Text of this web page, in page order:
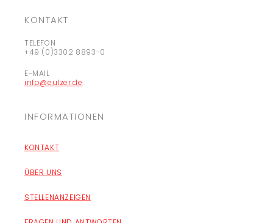
KONTAKT
TELEFON
+49 (0)3302 8893-0
E-MAIL
info@eulzer.de
INFORMATIONEN
KONTAKT
ÜBER UNS
STELLENANZEIGEN